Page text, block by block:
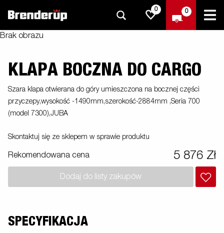
0 0
Brak obrazu
KLAPA BOCZNA DO CARGO
Szara klapa otwierana do góry umieszczona na bocznej części
przyczepy,wysokość -1490mm,szerokość-2884mm ,Seria 700
(model 7300),JUBA
Skontaktuj się ze sklepem w sprawie produktu
Rekomendowana cena 5 876 Zł
Dodaj do listy zakupów
SPECYFIKACJA